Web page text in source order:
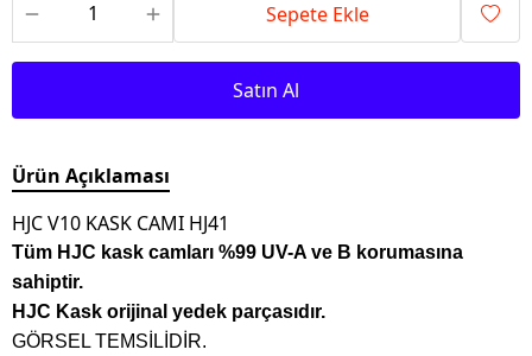
Sepete Ekle
Satın Al
Ürün Açıklaması
HJC V10 KASK CAMI HJ41
Tüm HJC kask camları %99 UV-A ve B korumasına
sahiptir.
HJC Kask orijinal yedek parçasıdır.
GÖRSEL TEMSİLİDİR.